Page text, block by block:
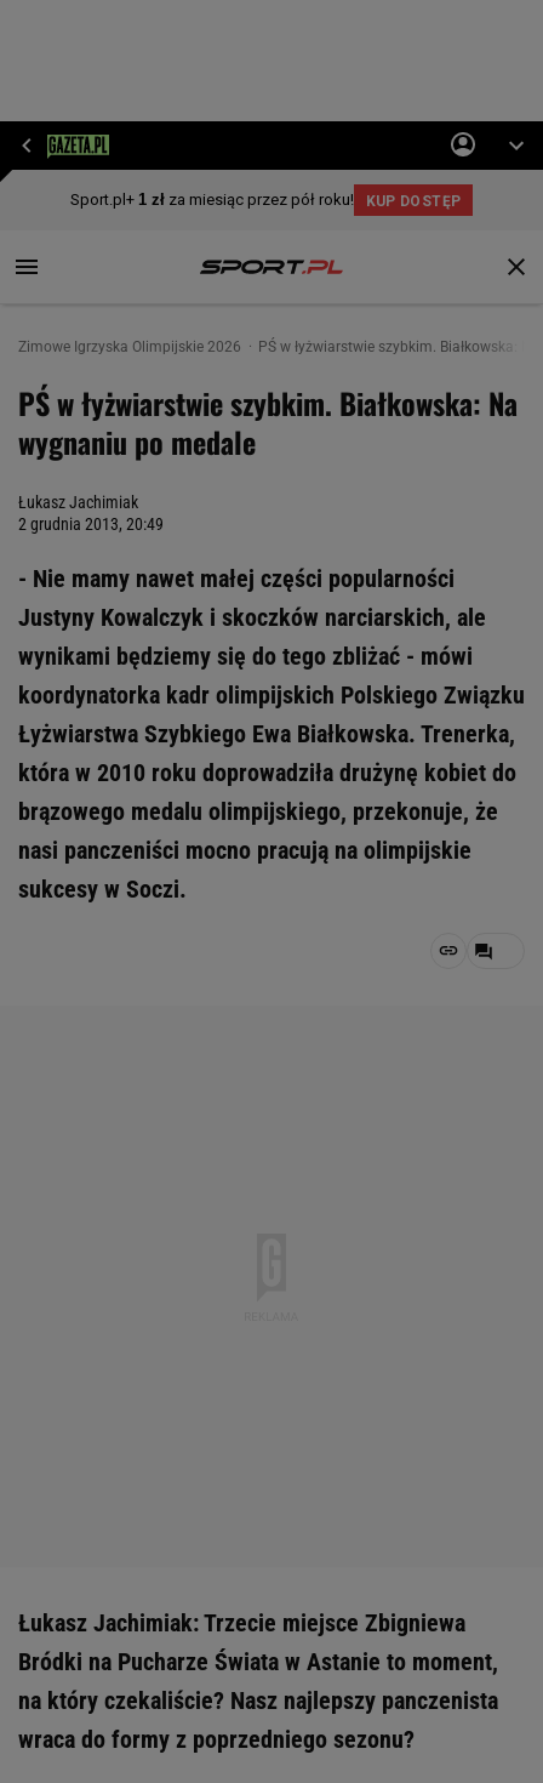
Zimowe Igrzyska Olimpijskie 2026 PŚ w łyżwiarstwie szybkim. Białkowska:
PŚ w łyżwiarstwie szybkim. Białkowska: Na
wygnaniu po medale
Łukasz Jachimiak
2 grudnia 2013, 20:49
- Nie mamy nawet małej części popularności
Justyny Kowalczyk i skoczków narciarskich, ale
wynikami będziemy się do tego zbliżać - mówi
koordynatorka kadr olimpijskich Polskiego Związku
Łyżwiarstwa Szybkiego Ewa Białkowska. Trenerka,
która w 2010 roku doprowadziła drużynę kobiet do
brązowego medalu olimpijskiego, przekonuje, że
nasi panczeniści mocno pracują na olimpijskie
sukcesy w Soczi.
Łukasz Jachimiak: Trzecie miejsce Zbigniewa
Bródki na Pucharze Świata w Astanie to moment,
na który czekaliście? Nasz najlepszy panczenista
wraca do formy z poprzedniego sezonu?